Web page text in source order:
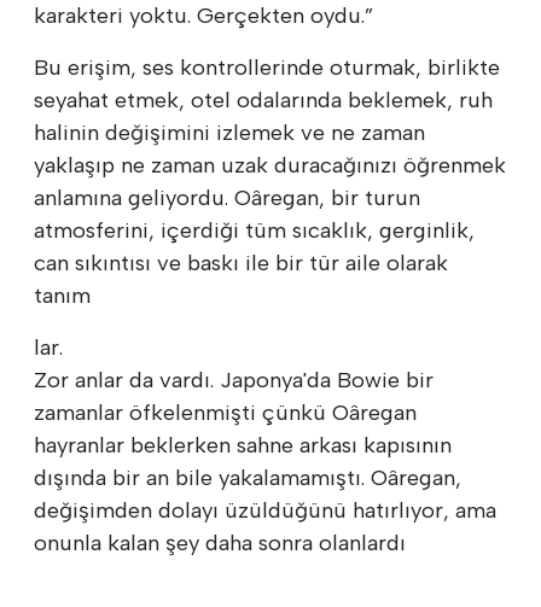
karakteri yoktu. Gerçekten oydu.”
Bu erişim, ses kontrollerinde oturmak, birlikte
seyahat etmek, otel odalarında beklemek, ruh
halinin değişimini izlemek ve ne zaman
yaklaşıp ne zaman uzak duracağınızı öğrenmek
anlamına geliyordu. Oâregan, bir turun
atmosferini, içerdiği tüm sıcaklık, gerginlik,
can sıkıntısı ve baskı ile bir tür aile olarak
tanım
lar.
Zor anlar da vardı. Japonya'da Bowie bir
zamanlar öfkelenmişti çünkü Oâregan
hayranlar beklerken sahne arkası kapısının
dışında bir an bile yakalamamıştı. Oâregan,
değişimden dolayı üzüldüğünü hatırlıyor, ama
onunla kalan şey daha sonra olanlardı